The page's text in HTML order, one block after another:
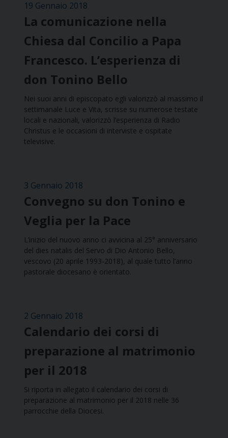
19 Gennaio 2018
La comunicazione nella
Chiesa dal Concilio a Papa
Francesco. L’esperienza di
don Tonino Bello
Nei suoi anni di episcopato egli valorizzò al massimo il
settimanale Luce e Vita, scrisse su numerose testate
locali e nazionali, valorizzò l’esperienza di Radio
Christus e le occasioni di interviste e ospitate
televisive.
3 Gennaio 2018
Convegno su don Tonino e
Veglia per la Pace
L’inizio del nuovo anno ci avvicina al 25° anniversario
del dies natalis del Servo di Dio Antonio Bello,
vescovo (20 aprile 1993-2018), al quale tutto l’anno
pastorale diocesano è orientato.
2 Gennaio 2018
Calendario dei corsi di
preparazione al matrimonio
per il 2018
Si riporta in allegato il calendario dei corsi di
preparazione al matrimonio per il 2018 nelle 36
parrocchie della Diocesi.